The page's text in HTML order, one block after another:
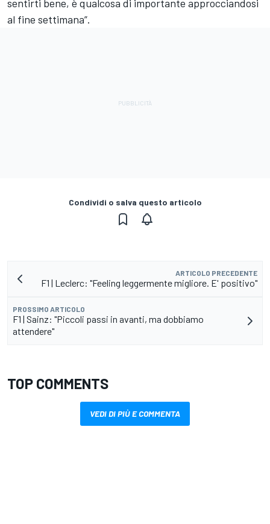
sentirti bene, è qualcosa di importante approcciandosi
al fine settimana”.
Condividi o salva questo articolo
ARTICOLO PRECEDENTE
F1 | Leclerc: "Feeling leggermente migliore. E' positivo"
PROSSIMO ARTICOLO
F1 | Sainz: "Piccoli passi in avanti, ma dobbiamo
attendere"
TOP COMMENTS
VEDI DI PIÙ E COMMENTA